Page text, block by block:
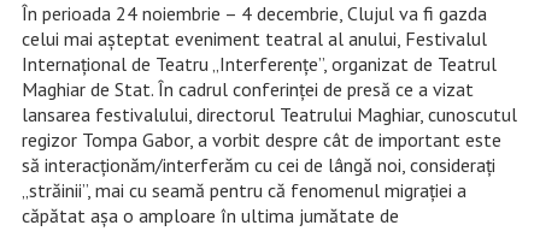
În perioada 24 noiembrie – 4 decembrie, Clujul va fi gazda
celui mai așteptat eveniment teatral al anului, Festivalul
Internațional de Teatru „Interferențe”, organizat de Teatrul
Maghiar de Stat. În cadrul conferinței de presă ce a vizat
lansarea festivalului, directorul Teatrului Maghiar, cunoscutul
regizor Tompa Gabor, a vorbit despre cât de important este
să interacționăm/interferăm cu cei de lângă noi, considerați
„străinii”, mai cu seamă pentru că fenomenul migrației a
căpătat așa o amploare în ultima jumătate de